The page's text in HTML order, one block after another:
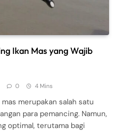
Ikan Mas yang Wajib
0 4 Mins
mas merupakan salah satu
para pemancing. Namun,
optimal, terutama bagi